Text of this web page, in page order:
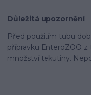
Důležitá upozornění
Před použitím tubu
přípravku EnteroZOO
množství tekutiny.